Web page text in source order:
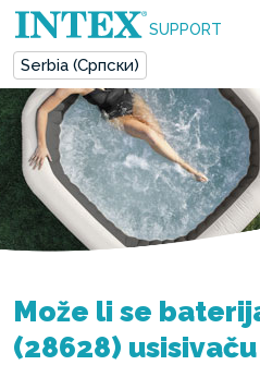
SUPPORT
Serbia (Српски)
Može li se
(28628)